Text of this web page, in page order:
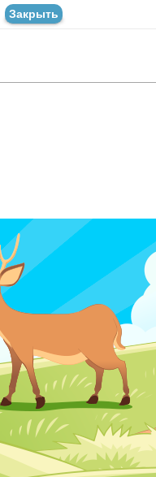
Закрыть